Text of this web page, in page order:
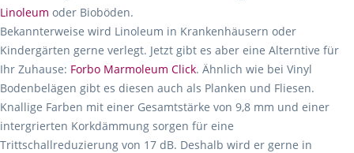
Linoleum oder Bioböden.
Bekannterweise wird Linoleum in Krankenhäusern oder
Kindergärten gerne verlegt. Jetzt gibt es aber eine Alterntive für
Ihr Zuhause: Forbo Marmoleum Click. Ähnlich wie bei Vinyl
Bodenbelägen gibt es diesen auch als Planken und Fliesen.
Knallige Farben mit einer Gesamtstärke von 9,8 mm und einer
intergrierten Korkdämmung sorgen für eine
Trittschallreduzierung von 17 dB. Deshalb wird er gerne in